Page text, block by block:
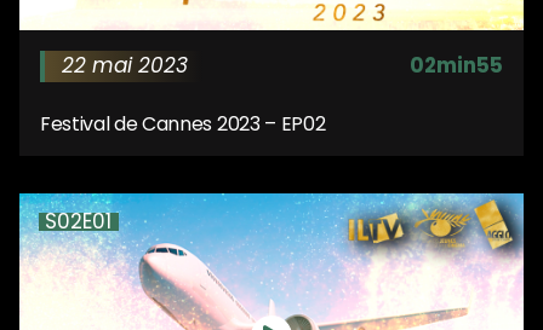
22 mai 2023 02min55
Festival de Cannes 2023 – EP02
S02E01